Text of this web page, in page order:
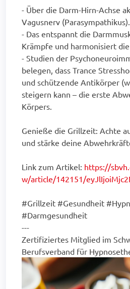
- Über die Darm-Hirn-Achse
Vagusnerv (Parasympathikus).
- Das entspannt die
Krämpfe und harmonisiert die
- Studien der
belegen, dass Trance
und schützende Antikörper
steigern kann – die erste
Körpers.
Genieße die Grillzeit: Achte
und stärke deine
Link zum Artikel: https://
w/article/142151/
#Grillzeit #Gesundheit
#Darmgesundheit
---
Zertifiziertes Mitglied im
Berufsverband für